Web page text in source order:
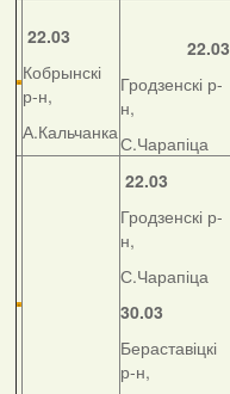
22.03
Кобрынскі
р-н,
А.Кальчанка
22.03
Гродзенскі р-
н,
С.Чарапіца
22.03
Гродзенскі р-
н,
С.Чарапіца
30.03
Бераставіцкі
р-н,